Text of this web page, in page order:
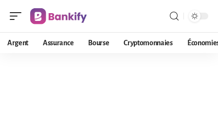
Argent Assurance Bourse Cryptomonnaies